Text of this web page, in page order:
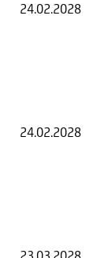
24.02.2028
24.02.2028